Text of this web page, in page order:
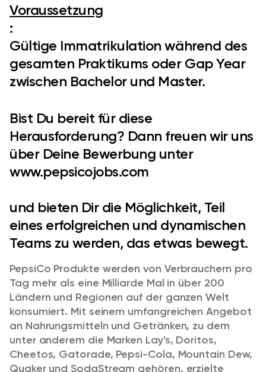
Voraussetzung
:
Gültige Immatrikulation während des
gesamten Praktikums oder Gap Year
zwischen Bachelor und Master.
Bist Du bereit für diese
Herausforderung? Dann freuen wir uns
über Deine Bewerbung unter
www.pepsicojobs.com
und bieten Dir die Möglichkeit, Teil
eines erfolgreichen und dynamischen
Teams zu werden, das etwas bewegt.
PepsiCo Produkte werden von Verbrauchern pro
Tag mehr als eine Milliarde Mal in über 200
Ländern und Regionen auf der ganzen Welt
konsumiert. Mit seinem umfangreichen Angebot
an Nahrungsmitteln und Getränken, zu dem
unter anderem die Marken Lay's, Doritos,
Cheetos, Gatorade, Pepsi-Cola, Mountain Dew,
Quaker und SodaStream gehören, erzielte